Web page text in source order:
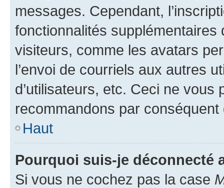
messages. Cependant,
fonctionnalités
visiteurs, comme les avatars
l’envoi de courriels aux autres
d’utilisateurs, etc. Ceci ne vous
recommandons par conséquent
Haut
Pourquoi suis-je déconnecté
Si vous ne cochez pas la case